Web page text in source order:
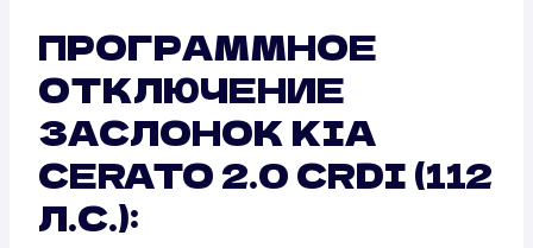
ПРОГРАММНОЕ
ОТКЛЮЧЕНИЕ
ЗАСЛОНОК KIA
CERATO 2.0 CRDI (112
Л.С.):